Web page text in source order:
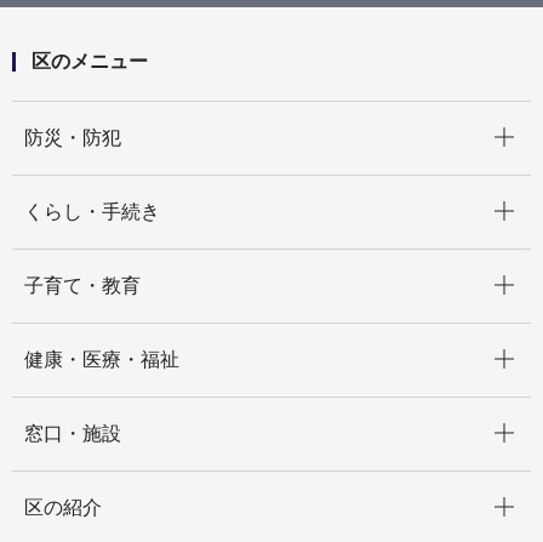
区のメニュー
防災・防犯
くらし・手続き
子育て・教育
健康・医療・福祉
窓口・施設
区の紹介